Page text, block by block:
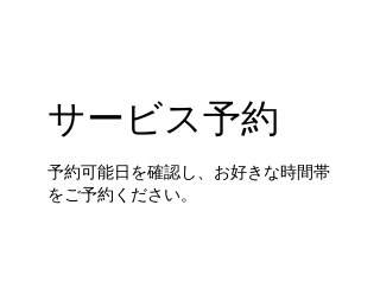
サービス予約
予約可能日を確認し、お好きな時間帯
をご予約ください。